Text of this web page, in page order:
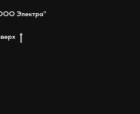
Электра"